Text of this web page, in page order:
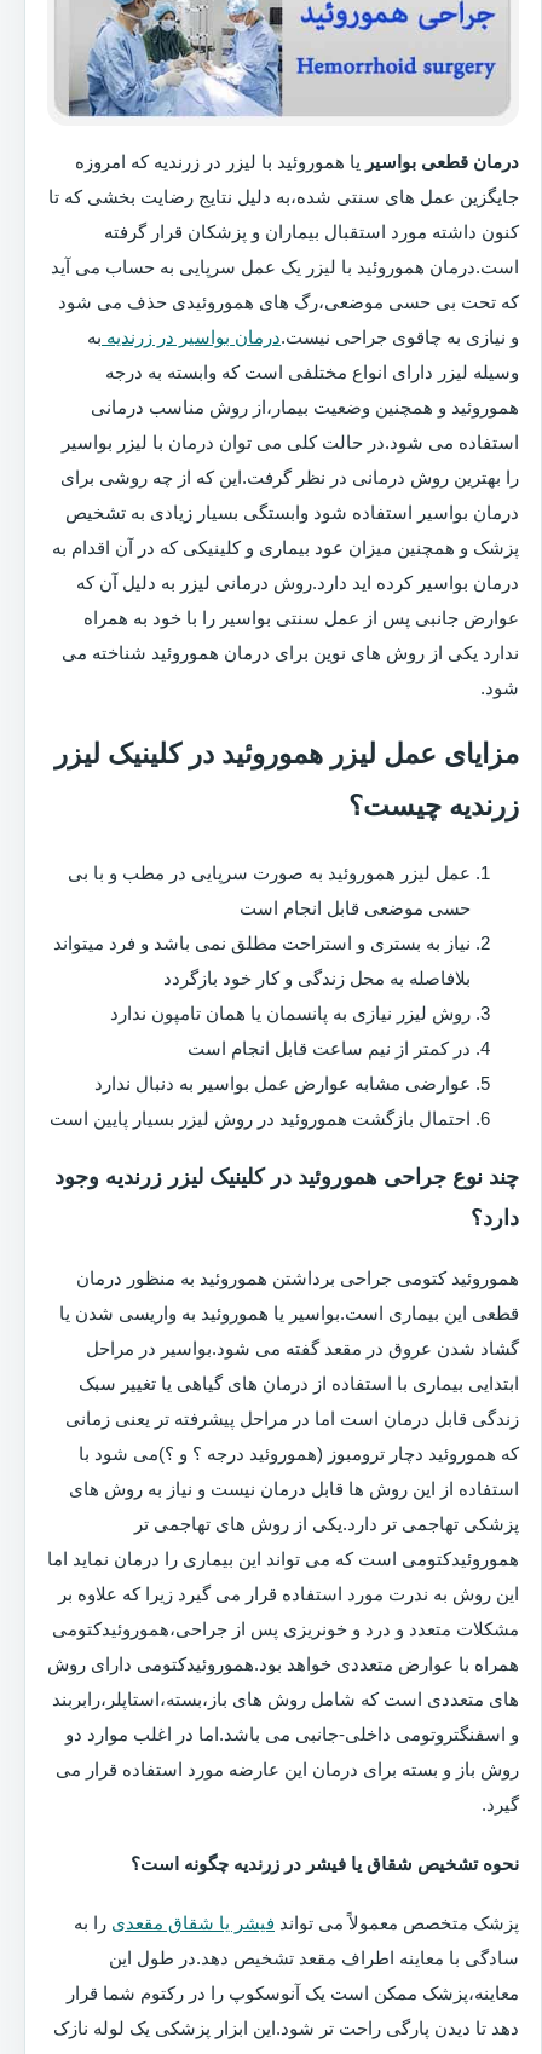
درمان قطعی بواسیر یا هموروئید با لیزر در زرندیه که امروزه
جایگزین عمل های سنتی شده،به دلیل نتایج رضایت بخشی که تا
کنون داشته مورد استقبال بیماران و پزشکان قرار گرفته
است.درمان هموروئید با لیزر یک عمل سرپایی به حساب می آید
که تحت بی حسی موضعی،رگ های هموروئیدی حذف می شود
و نیازی به چاقوی جراحی نیست.درمان بواسیر در زرندیه به
وسیله لیزر دارای انواع مختلفی است که وابسته به درجه
هموروئید و همچنین وضعیت بیمار،از روش مناسب درمانی
استفاده می شود.در حالت کلی می توان درمان با لیزر بواسیر
را بهترین روش درمانی در نظر گرفت.این که از چه روشی برای
درمان بواسیر استفاده شود وابستگی بسیار زیادی به تشخیص
پزشک و همچنین میزان عود بیماری و کلینیکی که در آن اقدام به
درمان بواسیر کرده اید دارد.روش درمانی لیزر به دلیل آن که
عوارض جانبی پس از عمل سنتی بواسیر را با خود به همراه
ندارد یکی از روش های نوین برای درمان هموروئید شناخته می
شود.
مزایای عمل لیزر هموروئید در کلینیک لیزر
زرندیه چیست؟
عمل لیزر هموروئید به صورت سرپایی در مطب و با بی
حسی موضعی قابل انجام است
نیاز به بستری و استراحت مطلق نمی باشد و فرد میتواند
بلافاصله به محل زندگی و کار خود بازگردد
روش لیزر نیازی به پانسمان یا همان تامپون ندارد
در کمتر از نیم ساعت قابل انجام است
عوارضی مشابه عوارض عمل بواسیر به دنبال ندارد
احتمال بازگشت هموروئید در روش لیزر بسیار پایین است
چند نوع جراحی هموروئید در کلینیک لیزر زرندیه وجود
دارد؟
هموروئید کتومی جراحی برداشتن هموروئید به منظور درمان
قطعی این بیماری است.بواسیر یا هموروئید به واریسی شدن یا
گشاد شدن عروق در مقعد گفته می شود.بواسیر در مراحل
ابتدایی بیماری با استفاده از درمان های گیاهی یا تغییر سبک
زندگی قابل درمان است اما در مراحل پیشرفته تر یعنی زمانی
که هموروئید دچار ترومبوز (هموروئید درجه ؟ و ؟)می شود با
استفاده از این روش ها قابل درمان نیست و نیاز به روش های
پزشکی تهاجمی تر دارد.یکی از روش های تهاجمی تر
هموروئیدکتومی است که می تواند این بیماری را درمان نماید اما
این روش به ندرت مورد استفاده قرار می گیرد زیرا که علاوه بر
مشکلات متعدد و درد و خونریزی پس از جراحی،هموروئیدکتومی
همراه با عوارض متعددی خواهد بود.هموروئیدکتومی دارای روش
های متعددی است که شامل روش های باز،بسته،استاپلر،رابربند
و اسفنگتروتومی داخلی-جانبی می باشد.اما در اغلب موارد دو
روش باز و بسته برای درمان این عارضه مورد استفاده قرار می
گیرد.
نحوه تشخیص شقاق یا فیشر در زرندیه چگونه است؟
پزشک متخصص معمولاً می تواند فیشر یا شقاق مقعدی را به
سادگی با معاینه اطراف مقعد تشخیص دهد.در طول این
معاینه،پزشک ممکن است یک آنوسکوپ را در رکتوم شما قرار
دهد تا دیدن پارگی راحت تر شود.این ابزار پزشکی یک لوله نازک